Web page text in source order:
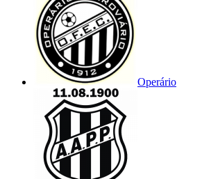
Operário